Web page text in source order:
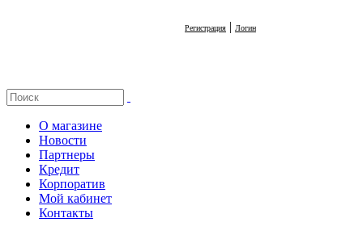
Регистрация | Логин
О магазине
Новости
Партнеры
Кредит
Корпоратив
Мой кабинет
Контакты